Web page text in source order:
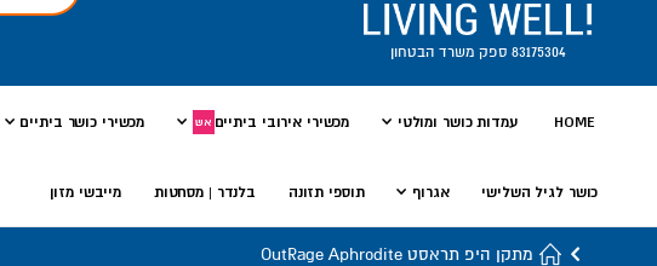
83175304 ספק משרד הבטחון
HOME עמדות כושר ומולטי מכשירי אירובי ביתיים אש מכשירי כושר ביתיים
כושר לגיל השלישי אגרוף תוספי תזונה בלנדר | מסחטות מייבשי מזון
מתקן היפ תראסט OutRage Aphrodite